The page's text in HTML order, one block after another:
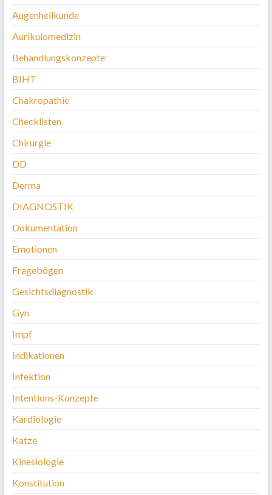
Augenheilkunde
Aurikulomedizin
Behandlungskonzepte
BIHT
Chakropathie
Checklisten
Chirurgie
DD
Derma
DIAGNOSTIK
Dokumentation
Emotionen
Fragebögen
Gesichtsdiagnostik
Gyn
Impf
Indikationen
Infektion
Intentions-Konzepte
Kardiologie
Katze
Kinesiologie
Konstitution